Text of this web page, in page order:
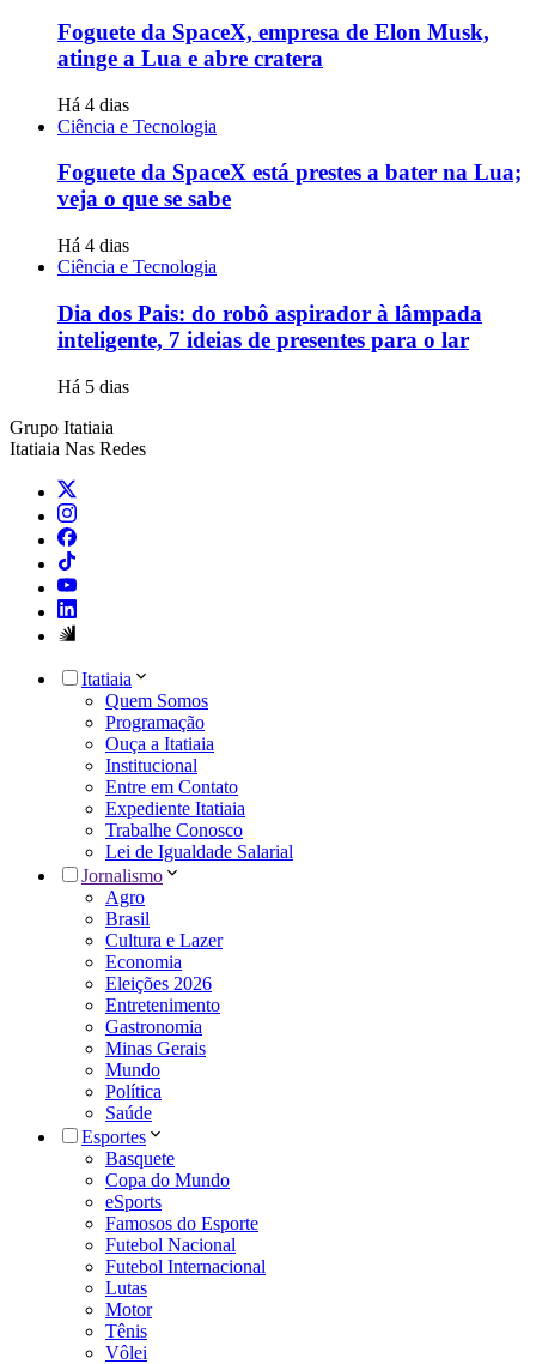
Foguete da SpaceX, empresa de Elon Musk,
atinge a Lua e abre cratera
Há 4 dias
Ciência e Tecnologia
Foguete da SpaceX está prestes a bater na Lua;
veja o que se sabe
Há 4 dias
Ciência e Tecnologia
Dia dos Pais: do robô aspirador à lâmpada
inteligente, 7 ideias de presentes para o lar
Há 5 dias
Grupo Itatiaia
Itatiaia Nas Redes
Itatiaia
Quem Somos
Programação
Ouça a Itatiaia
Institucional
Entre em Contato
Expediente Itatiaia
Trabalhe Conosco
Lei de Igualdade Salarial
Jornalismo
Agro
Brasil
Cultura e Lazer
Economia
Eleições 2026
Entretenimento
Gastronomia
Minas Gerais
Mundo
Política
Saúde
Esportes
Basquete
Copa do Mundo
eSports
Famosos do Esporte
Futebol Nacional
Futebol Internacional
Lutas
Motor
Tênis
Vôlei